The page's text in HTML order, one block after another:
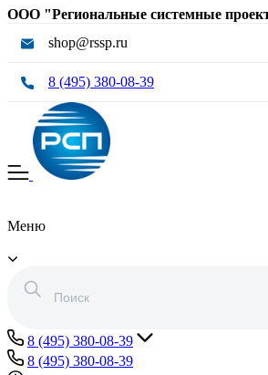
ООО "Региональные системные
shop@rssp.ru
8 (495) 380-08-39
Меню
8 (495) 380-08-39
8 (495) 380-08-39